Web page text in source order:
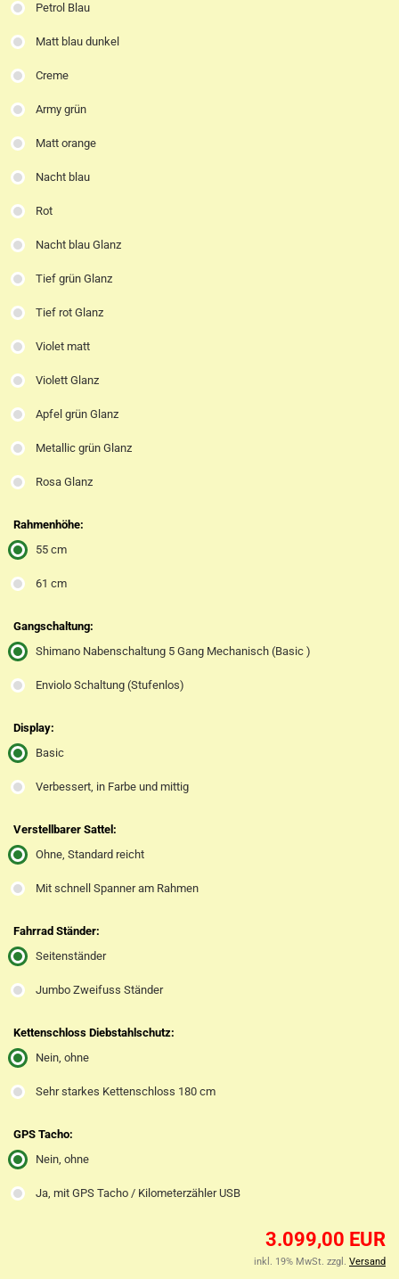
Petrol Blau
Matt blau dunkel
Creme
Army grün
Matt orange
Nacht blau
Rot
Nacht blau Glanz
Tief grün Glanz
Tief rot Glanz
Violet matt
Violett Glanz
Apfel grün Glanz
Metallic grün Glanz
Rosa Glanz
Rahmenhöhe:
55 cm
61 cm
Gangschaltung:
Shimano Nabenschaltung 5 Gang Mechanisch (Basic )
Enviolo Schaltung (Stufenlos)
Display:
Basic
Verbessert, in Farbe und mittig
Verstellbarer Sattel:
Ohne, Standard reicht
Mit schnell Spanner am Rahmen
Fahrrad Ständer:
Seitenständer
Jumbo Zweifuss Ständer
Kettenschloss Diebstahlschutz:
Nein, ohne
Sehr starkes Kettenschloss 180 cm
GPS Tacho:
Nein, ohne
Ja, mit GPS Tacho / Kilometerzähler USB
3.099,00 EUR
inkl. 19% MwSt. zzgl. Versand